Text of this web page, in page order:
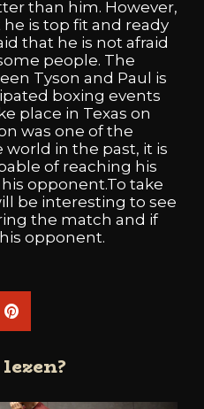
than him. However,
he is top fit and ready
that he is not afraid
people. The
Tyson and Paul is
boxing events
place in Texas on
was one ofthe
world in the past, it is
of reaching his
his opponent.To take
be interesting to see
the match and if
his opponent.